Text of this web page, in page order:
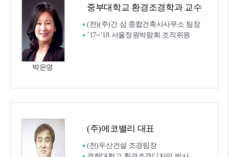
박은영
중부대학교 환경조경학과 교수
(전)(주)간.삼 종합건축사사무소 팀장
’17~’18 서울정원박람회 조직위원
(주)에코밸리 대표
(전)두산건설 조경팀장